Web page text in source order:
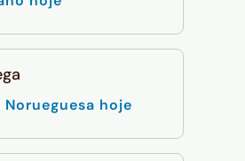
Norueguesa hoje